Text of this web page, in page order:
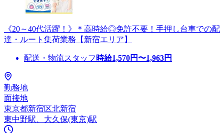
《20～40代活躍！》＊高時給◎免許不要！手押し台車での配
達・ルート集荷業務【新宿エリア】
配送・物流スタッフ 時給1,570円〜1,963円
勤務地
面接地
東京都新宿区北新宿
東中野駅、大久保(東京)駅